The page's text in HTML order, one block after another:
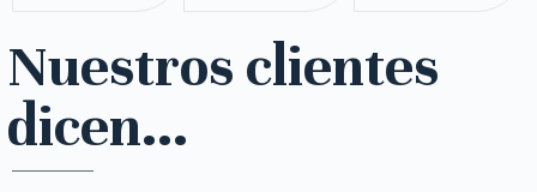
Nuestros clientes
dicen...